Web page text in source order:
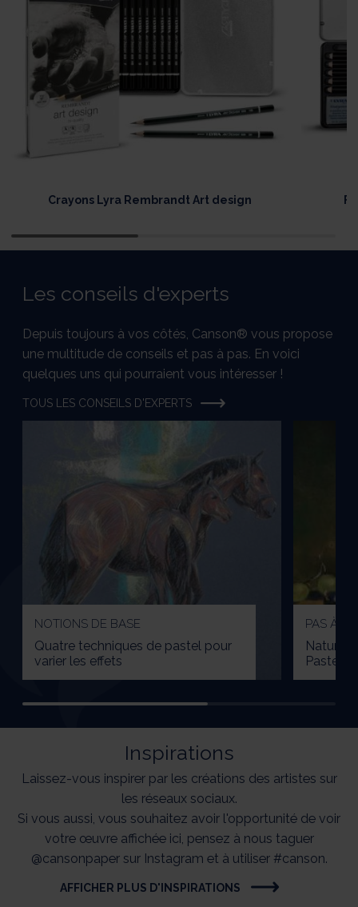
Crayons Lyra Rembrandt Art design
Les conseils d'experts
Depuis toujours à vos côtés, Canson® vous propose
une multitude de conseils et pas à pas. En voici
quelques uns qui pourraient vous intéresser !
TOUS LES CONSEILS D'EXPERTS
NOTIONS DE BASE
Quatre techniques de pastel pour
varier les effets
PAS À
Nature
Pastel
Inspirations
Laissez-vous inspirer par les créations des artistes sur
les réseaux sociaux.
Si vous aussi, vous souhaitez avoir l'opportunité de voir
votre œuvre affichée ici, pensez à nous taguer
@cansonpaper sur Instagram et à utiliser #canson.
AFFICHER PLUS D'INSPIRATIONS